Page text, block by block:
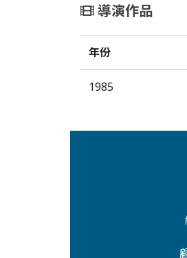
導演作品
年份
1985